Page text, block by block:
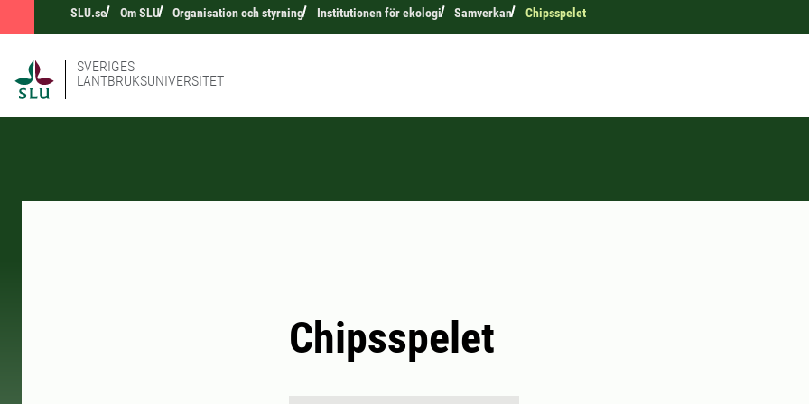
SLU.se Om SLU Organisation och styrning Institutionen för ekologi Samverkan Chipsspelet
SVERIGES
LANTBRUKSUNIVERSITET
Chipsspelet